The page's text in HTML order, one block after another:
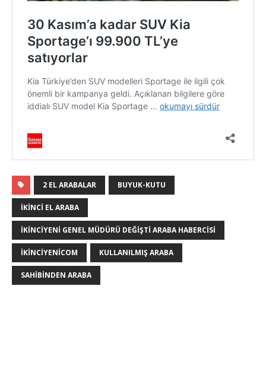
2 EL ARABALAR BUYUK-KUTU
IKINCI EL ARABA
İKINCIYENI GENEL MÜDÜRÜ DEĞIŞTI ARABA HABERCISI
IKINCIYENICOM KULLANILMIŞ ARABA
SAHIBINDEN ARABA